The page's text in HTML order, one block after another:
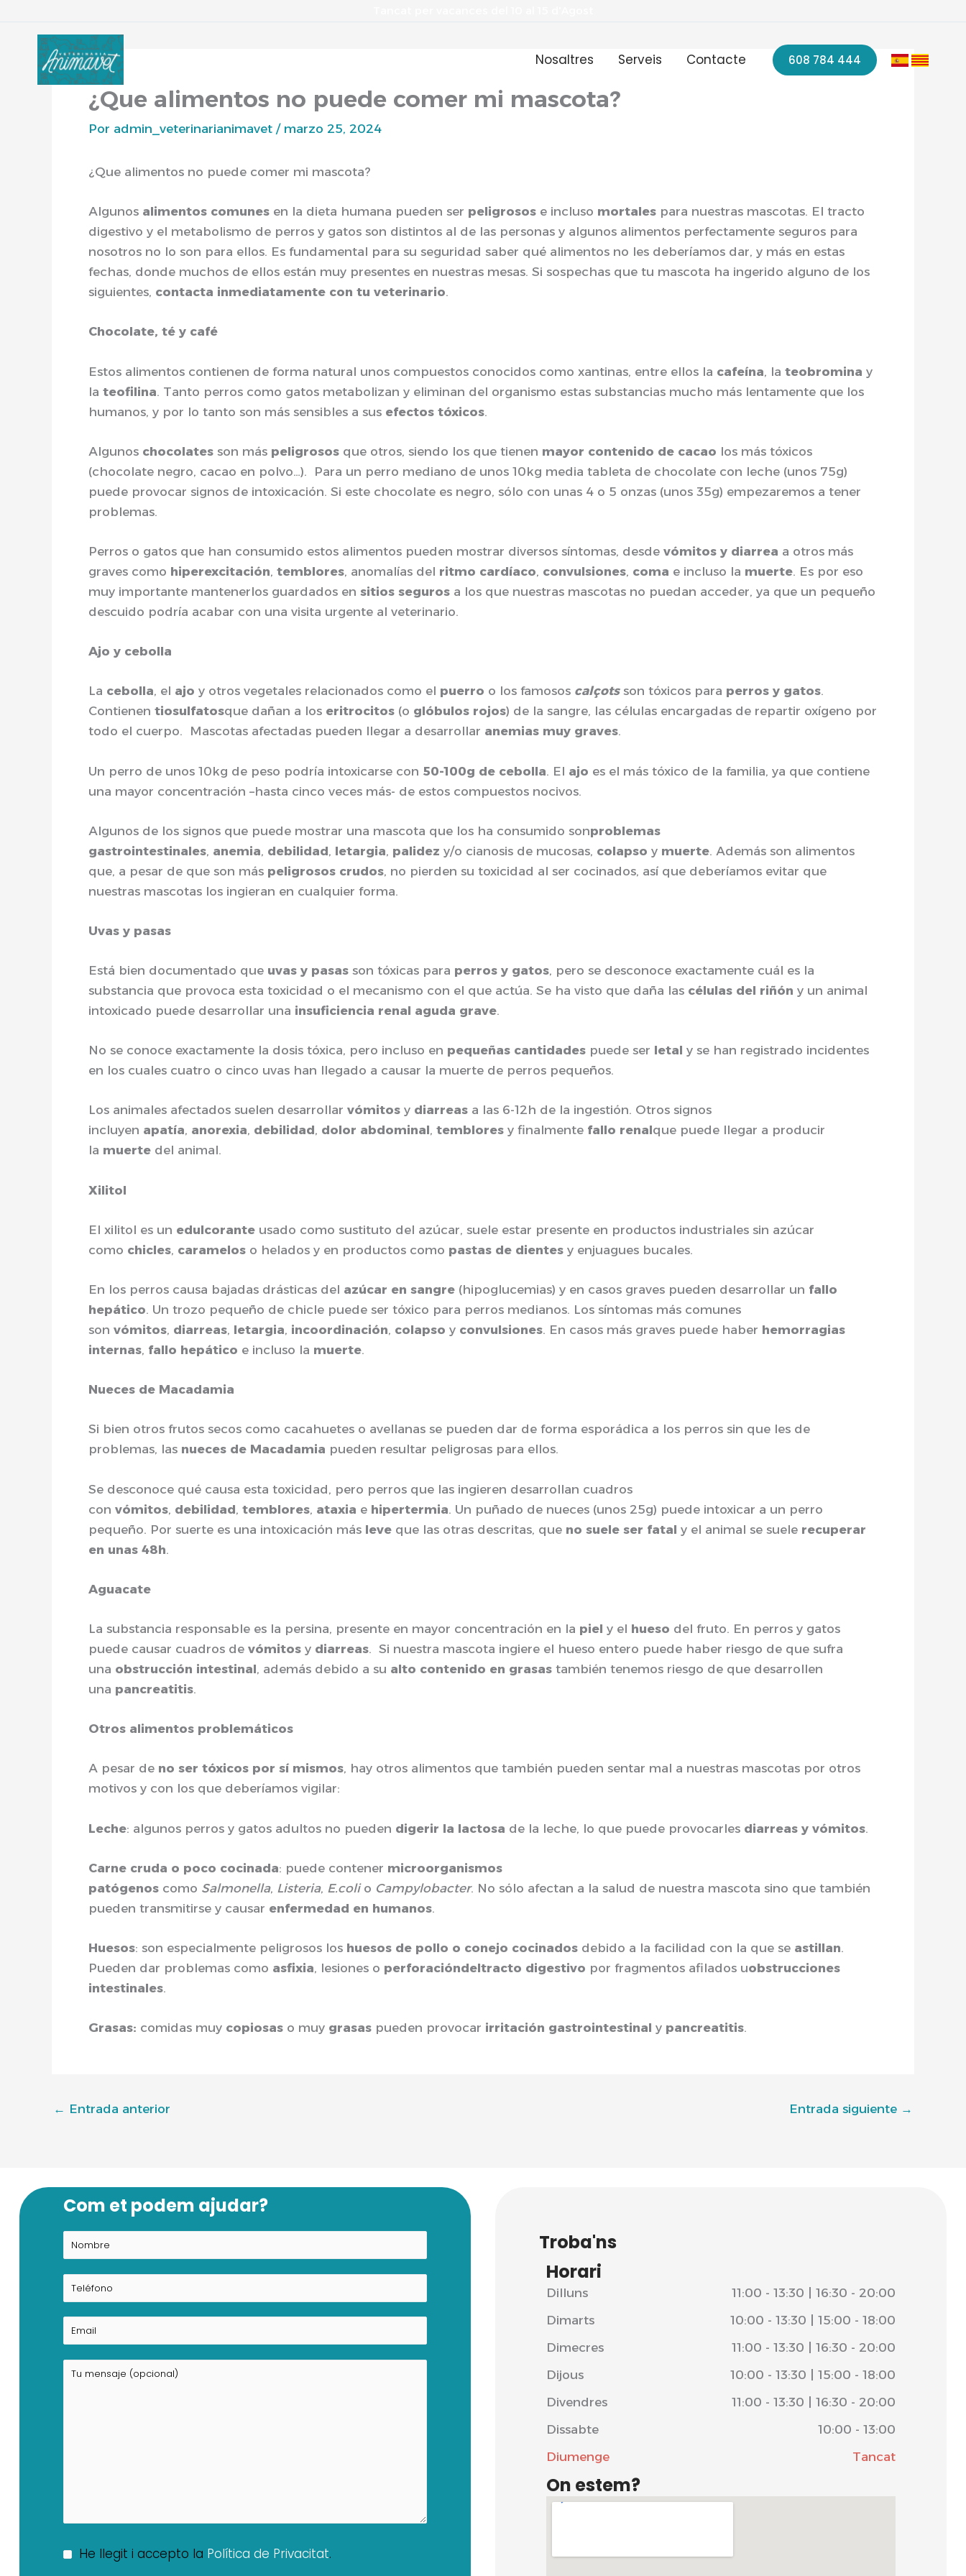
contenido
Nosaltres Serveis Contacte 608 784 444
¿Que alimentos no puede comer mi mascota?
Por admin_veterinarianimavet / marzo 25, 2024
¿Que alimentos no puede comer mi mascota?
Algunos alimentos comunes en la dieta humana pueden ser peligrosos e incluso mortales para nuestras mascotas. El tracto
digestivo y el metabolismo de perros y gatos son distintos al de las personas y algunos alimentos perfectamente seguros para
nosotros no lo son para ellos. Es fundamental para su seguridad saber qué alimentos no les deberíamos dar, y más en estas
fechas, donde muchos de ellos están muy presentes en nuestras mesas. Si sospechas que tu mascota ha ingerido alguno de los
siguientes, contacta inmediatamente con tu veterinario.
Chocolate, té y café
Estos alimentos contienen de forma natural unos compuestos conocidos como xantinas, entre ellos la cafeína, la teobromina y
la teofilina. Tanto perros como gatos metabolizan y eliminan del organismo estas substancias mucho más lentamente que los
humanos, y por lo tanto son más sensibles a sus efectos tóxicos.
Algunos chocolates son más peligrosos que otros, siendo los que tienen mayor contenido de cacao los más tóxicos
(chocolate negro, cacao en polvo…). Para un perro mediano de unos 10kg media tableta de chocolate con leche (unos 75g)
puede provocar signos de intoxicación. Si este chocolate es negro, sólo con unas 4 o 5 onzas (unos 35g) empezaremos a tener
problemas.
Perros o gatos que han consumido estos alimentos pueden mostrar diversos síntomas, desde vómitos y diarrea a otros más
graves como hiperexcitación, temblores, anomalías del ritmo cardíaco, convulsiones, coma e incluso la muerte. Es por eso
muy importante mantenerlos guardados en sitios seguros a los que nuestras mascotas no puedan acceder, ya que un pequeño
descuido podría acabar con una visita urgente al veterinario.
Ajo y cebolla
La cebolla, el ajo y otros vegetales relacionados como el puerro o los famosos calçotsson tóxicos para perros y gatos.
Contienen tiosulfatosque dañan a los eritrocitos (o glóbulos rojos) de la sangre, las células encargadas de repartir oxígeno por
todo el cuerpo. Mascotas afectadas pueden llegar a desarrollar anemias muy graves.
Un perro de unos 10kg de peso podría intoxicarse con 50-100g de cebolla. El ajo es el más tóxico de la familia, ya que contiene
una mayor concentración –hasta cinco veces más- de estos compuestos nocivos.
Algunos de los signos que puede mostrar una mascota que los ha consumido sonproblemas
gastrointestinales, anemia, debilidad, letargia, palidez y/o cianosis de mucosas, colapso y muerte. Además son alimentos
que, a pesar de que son más peligrosos crudos, no pierden su toxicidad al ser cocinados, así que deberíamos evitar que
nuestras mascotas los ingieran en cualquier forma.
Uvas y pasas
Está bien documentado que uvas y pasas son tóxicas para perros y gatos, pero se desconoce exactamente cuál es la
substancia que provoca esta toxicidad o el mecanismo con el que actúa. Se ha visto que daña las células del riñón y un animal
intoxicado puede desarrollar una insuficiencia renal aguda grave.
No se conoce exactamente la dosis tóxica, pero incluso en pequeñas cantidades puede ser letal y se han registrado incidentes
en los cuales cuatro o cinco uvas han llegado a causar la muerte de perros pequeños.
Los animales afectados suelen desarrollar vómitos y diarreas a las 6-12h de la ingestión. Otros signos
incluyen apatía, anorexia, debilidad, dolor abdominal, temblores y finalmente fallo renalque puede llegar a producir
la muerte del animal.
Xilitol
El xilitol es un edulcorante usado como sustituto del azúcar, suele estar presente en productos industriales sin azúcar
como chicles, caramelos o helados y en productos como pastas de dientes y enjuagues bucales.
En los perros causa bajadas drásticas del azúcar en sangre (hipoglucemias) y en casos graves pueden desarrollar un fallo
hepático. Un trozo pequeño de chicle puede ser tóxico para perros medianos. Los síntomas más comunes
son vómitos, diarreas, letargia, incoordinación, colapso y convulsiones. En casos más graves puede haber hemorragias
internas, fallo hepático e incluso la muerte.
Nueces de Macadamia
Si bien otros frutos secos como cacahuetes o avellanas se pueden dar de forma esporádica a los perros sin que les de
problemas, las nueces de Macadamia pueden resultar peligrosas para ellos.
Se desconoce qué causa esta toxicidad, pero perros que las ingieren desarrollan cuadros
con vómitos, debilidad, temblores, ataxia e hipertermia. Un puñado de nueces (unos 25g) puede intoxicar a un perro
pequeño. Por suerte es una intoxicación más leve que las otras descritas, que no suele ser fatal y el animal se suele recuperar
en unas 48h.
Aguacate
La substancia responsable es la persina, presente en mayor concentración en la piel y el hueso del fruto. En perros y gatos
puede causar cuadros de vómitos y diarreas. Si nuestra mascota ingiere el hueso entero puede haber riesgo de que sufra
una obstrucción intestinal, además debido a su alto contenido en grasas también tenemos riesgo de que desarrollen
una pancreatitis.
Otros alimentos problemáticos
A pesar de no ser tóxicos por sí mismos, hay otros alimentos que también pueden sentar mal a nuestras mascotas por otros
motivos y con los que deberíamos vigilar:
Leche: algunos perros y gatos adultos no pueden digerir la lactosa de la leche, lo que puede provocarles diarreas y vómitos.
Carne cruda o poco cocinada: puede contener microorganismos
patógenos como Salmonella, Listeria, E.colio Campylobacter. No sólo afectan a la salud de nuestra mascota sino que también
pueden transmitirse y causar enfermedad en humanos.
Huesos: son especialmente peligrosos los huesos de pollo o conejo cocinados debido a la facilidad con la que se astillan.
Pueden dar problemas como asfixia, lesiones o perforacióndeltracto digestivo por fragmentos afilados uobstrucciones
intestinales.
Grasas: comidas muy copiosas o muy grasas pueden provocar irritación gastrointestinal y pancreatitis.
← Entrada anterior Entrada siguiente →
Com et podem ajudar?
He llegit i accepto la Política de Privacitat.
Troba'ns
Horari
Dilluns
11:00 - 13:30 | 16:30 - 20:00
Dimarts
10:00 - 13:30 | 15:00 - 18:00
Dimecres
11:00 - 13:30 | 16:30 - 20:00
Dijous
10:00 - 13:30 | 15:00 - 18:00
Divendres
11:00 - 13:30 | 16:30 - 20:00
Dissabte
10:00 - 13:00
Diumenge
Tancat
On estem?